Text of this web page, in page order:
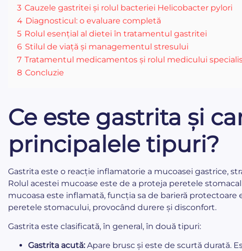
3 Cauzele gastritei și rolul bacteriei Helicobacter pylori
4 Diagnosticul: o evaluare completă
5 Rolul esențial al dietei în tratamentul gastritei
6 Stilul de viață și managementul stresului
7 Tratamentul medicamentos și rolul medicului
8 Concluzie
Ce este gastrita și
principalele tipuri?
Gastrita este o reacție inflamatorie a mucoasei gastrice,
Rolul acestei mucoase este de a proteja peretele
mucoasa este inflamată, funcția sa de barieră
peretele stomacului, provocând durere și disconfort.
Gastrita este clasificată, în general, în două tipuri:
Gastrita acută:Apare brusc și este de scurtă durată.